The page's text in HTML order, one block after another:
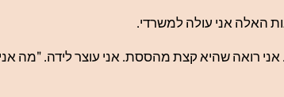
האלה אני עולה למשרדי.
רואה שהיא קצת מהססת. אני עוצר לידה. "מה אני